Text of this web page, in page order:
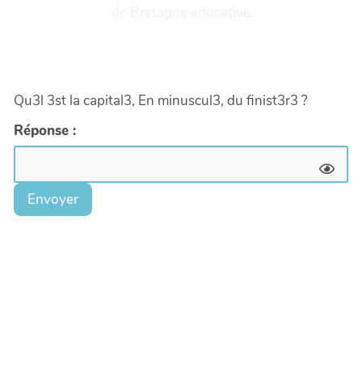
Qu3l 3st la capital3, En minuscul3, du finist3r3 ?
Réponse :
Envoyer